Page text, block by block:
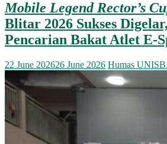
Mobile Legend Rector’s
Blitar 2026 Sukses
Pencarian Bakat Atlet E-
22 June 202626 June 2026 Humas